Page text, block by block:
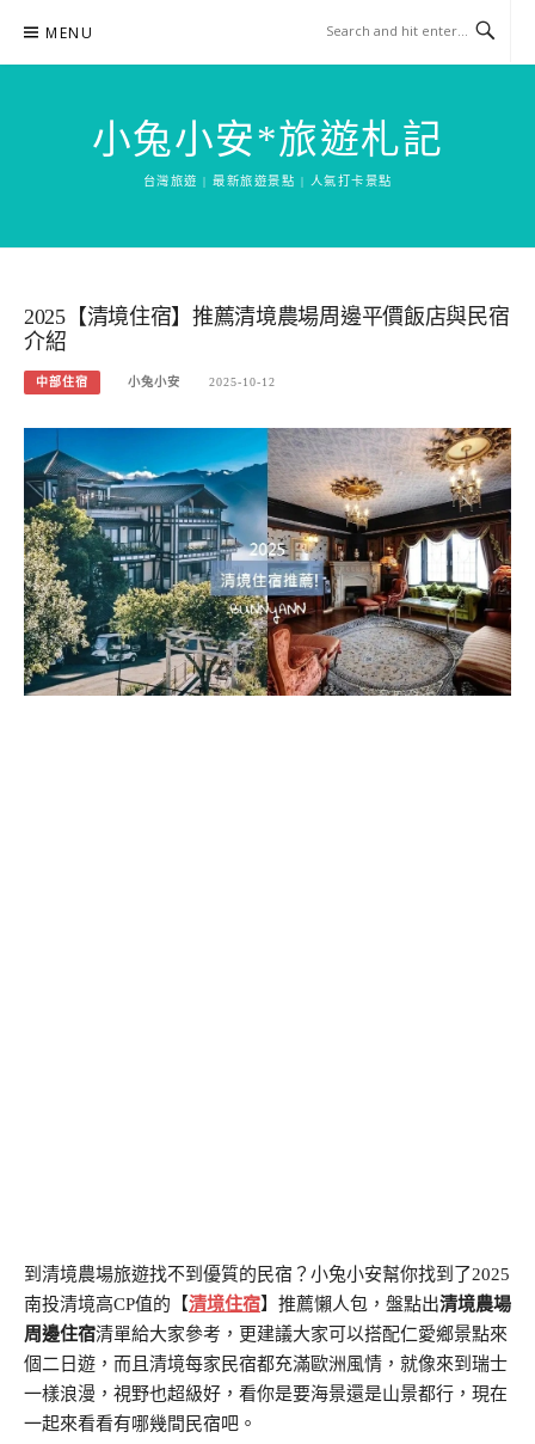
content
MENU
小兔小安*旅遊札記
台灣旅遊 | 最新旅遊景點 | 人氣打卡景點
2025【清境住宿】推薦清境農場周邊平價飯店與民宿
介紹
中部住宿 小兔小安 2025-10-12
到清境農場旅遊找不到優質的民宿？小兔小安幫你找到了2025
南投清境高CP值的【清境住宿】推薦懶人包，盤點出清境農場
周邊住宿清單給大家參考，更建議大家可以搭配仁愛鄉景點來
個二日遊，而且清境每家民宿都充滿歐洲風情，就像來到瑞士
一樣浪漫，視野也超級好，看你是要海景還是山景都行，現在
一起來看看有哪幾間民宿吧。